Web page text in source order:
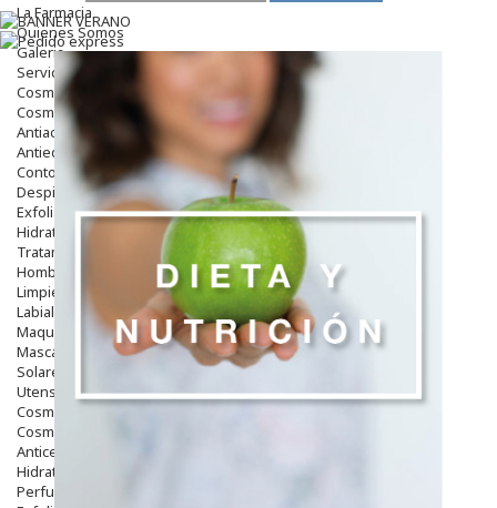
La Farmacia
Quienes Somos
Galeria
Servicios
Cosmética
Cosmética Facial
Antiacné
Antiedad
Contorno De Ojos
Despigmentantes
Exfoliantes
Hidratantes
Tratamientos De Noche
Hombre
Limpieza
Labiales
Maquillajes Y Color
Mascarillas
Solares
Utensilios
Cosmética Capilar
Cosmética Corporal
Anticelulíticos
Hidratantes Corporales
Perfumes Y Colonias